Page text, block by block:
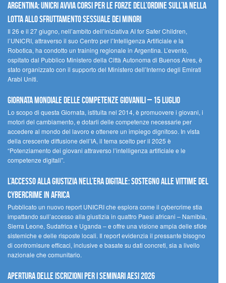
Argentina: UNICRI avvia corsi per le forze dell’ordine sull’IA nella
lotta allo sfruttamento sessuale dei minori
Il 26 e il 27 giugno, nell’ambito dell’iniziativa AI for Safer Children,
l’UNICRI, attraverso il suo Centro per l’Intelligenza Artificiale e la
Robotica, ha condotto un training regionale in Argentina. L’evento,
ospitato dal Pubblico Ministero della Città Autonoma di Buenos Aires, è
stato organizzato con il supporto del Ministero dell’Interno degli Emirati
Arabi Uniti.
Giornata Mondiale delle Competenze Giovanili – 15 luglio
Lo scopo di questa Giornata, istituita nel 2014, è promuovere i giovani, i
motori del cambiamento, e dotarli delle competenze necessarie per
accedere al mondo del lavoro e ottenere un impiego dignitoso. In vista
della crescente diffusione dell’IA, il tema scelto per il 2025 è
“Potenziamento dei giovani attraverso l’intelligenza artificiale e le
competenze digitali”.
L’accesso alla giustizia nell’era digitale: sostegno alle vittime del
cybercrime in Africa
Pubblicato un nuovo report UNICRI che esplora come il cybercrime stia
impattando sull’accesso alla giustizia in quattro Paesi africani – Namibia,
Sierra Leone, Sudafrica e Uganda – e offre una visione ampia delle sfide
sistemiche e delle risposte locali. Il report evidenzia il pressante bisogno
di contromisure efficaci, inclusive e basate su dati concreti, sia a livello
nazionale che comunitario.
Apertura delle iscrizioni per i seminari AESI 2026